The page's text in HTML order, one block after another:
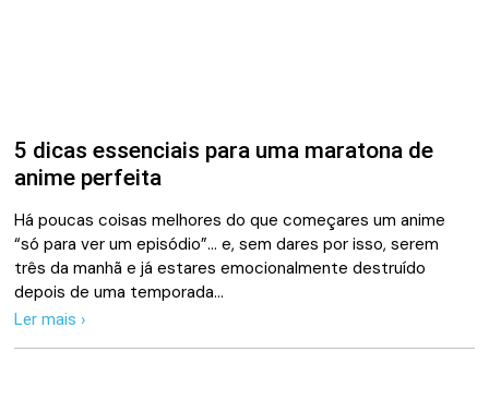
5 dicas essenciais para uma maratona de
anime perfeita
Há poucas coisas melhores do que começares um anime
“só para ver um episódio”… e, sem dares por isso, serem
três da manhã e já estares emocionalmente destruído
depois de uma temporada…
Ler mais ›